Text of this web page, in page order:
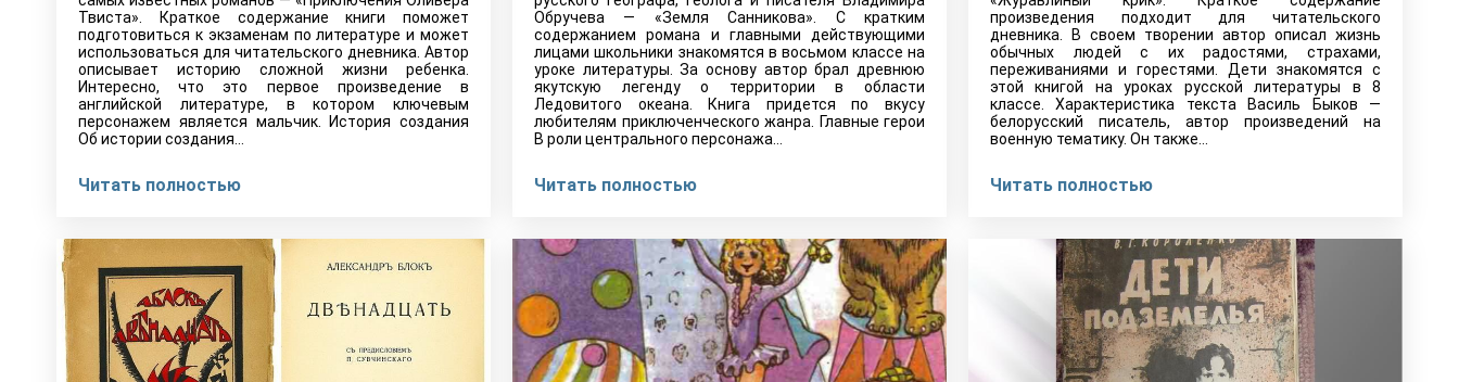
Твиста». Краткое содержание книги поможет
подготовиться к экзаменам по литературе и может
использоваться для читательского дневника. Автор
описывает историю сложной жизни ребенка.
Интересно, что это первое произведение в
английской литературе, в котором ключевым
персонажем является мальчик. История создания
Об истории создания…
Читать полностью
Обручева — «Земля Санникова». С кратким
содержанием романа и главными действующими
лицами школьники знакомятся в восьмом классе на
уроке литературы. За основу автор брал древнюю
якутскую легенду о территории в области
Ледовитого океана. Книга придется по вкусу
любителям приключенческого жанра. Главные герои
В роли центрального персонажа…
Читать полностью
произведения подходит для читательского
дневника. В своем творении автор описал жизнь
обычных людей с их радостями, страхами,
переживаниями и горестями. Дети знакомятся с
этой книгой на уроках русской литературы в 8
классе. Характеристика текста Василь Быков —
белорусский писатель, автор произведений на
военную тематику. Он также…
Читать полностью